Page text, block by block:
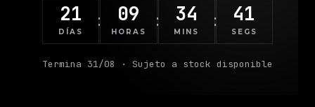
21
DÍAS
: 09
HORAS
: 34
MINS
: 36
SEGS
Termina 31/08 · Sujeto a stock disponible